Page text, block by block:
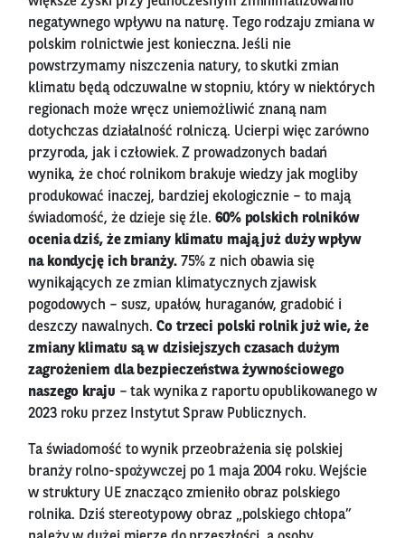
negatywnego wpływu na naturę. Tego rodzaju zmiana w
polskim rolnictwie jest konieczna. Jeśli nie
powstrzymamy niszczenia natury, to skutki zmian
klimatu będą odczuwalne w stopniu, który w niektórych
regionach może wręcz uniemożliwić znaną nam
dotychczas działalność rolniczą. Ucierpi więc zarówno
przyroda, jak i człowiek. Z prowadzonych badań
wynika, że choć rolnikom brakuje wiedzy jak mogliby
produkować inaczej, bardziej ekologicznie – to mają
świadomość, że dzieje się źle. 60% polskich rolników
ocenia dziś, że zmiany klimatu mają już duży wpływ
na kondycję ich branży.75% z nich obawia się
wynikających ze zmian klimatycznych zjawisk
pogodowych – susz, upałów, huraganów, gradobić i
deszczy nawalnych.Co trzeci polski rolnik już wie, że
zmiany klimatu są w dzisiejszych czasach dużym
zagrożeniem dla bezpieczeństwa żywnościowego
naszego kraju – tak wynika z raportu opublikowanego w
2023 roku przez Instytut Spraw Publicznych.
Ta świadomość to wynik przeobrażenia się polskiej
branży rolno-spożywczej po 1 maja 2004 roku. Wejście
w struktury UE znacząco zmieniło obraz polskiego
rolnika. Dziś stereotypowy obraz „polskiego chłopa”